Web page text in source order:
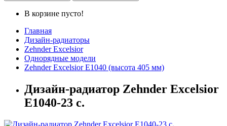
В корзине пусто!
Главная
Дизайн-радиаторы
Zehnder Excelsior
Однорядные модели
Zehnder Excelsior E1040 (высота 405 мм)
Дизайн-радиатор Zehnder Excelsior
E1040-23 с.